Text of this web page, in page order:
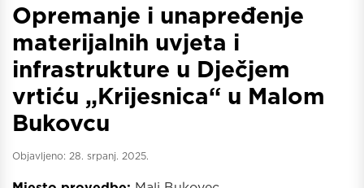
Opremanje i unapređenje
materijalnih uvjeta i
infrastrukture u Dječjem
vrtiću „Krijesnica“ u Malom
Bukovcu
Objavljeno: 28. srpanj. 2025.